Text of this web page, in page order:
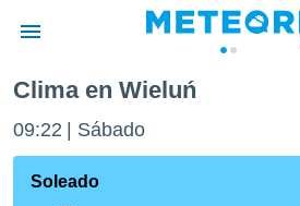
de
ha sido
Clima en Wieluń
09:22 Sábado
Soleado